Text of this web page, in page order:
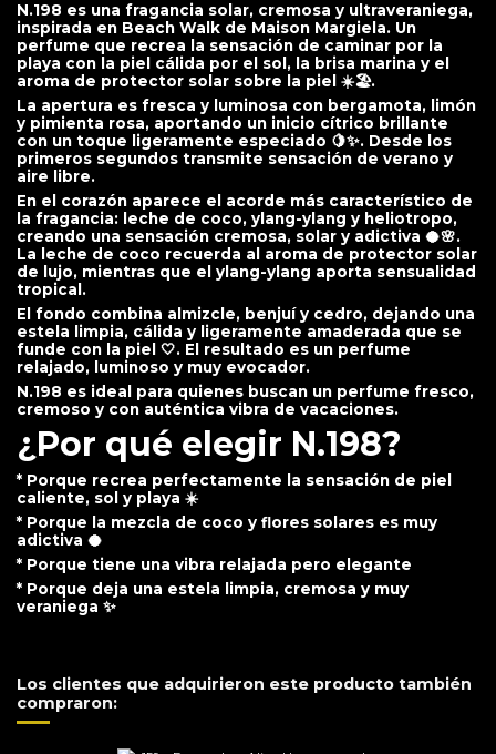
N.198 es una fragancia solar, cremosa y ultraveraniega,
inspirada en Beach Walk de Maison Margiela. Un
perfume que recrea la sensación de caminar por la
playa con la piel cálida por el sol, la brisa marina y el
aroma de protector solar sobre la piel ☀️🏖️.
La apertura es fresca y luminosa con bergamota, limón
y pimienta rosa, aportando un inicio cítrico brillante
con un toque ligeramente especiado 🍋✨. Desde los
primeros segundos transmite sensación de verano y
aire libre.
En el corazón aparece el acorde más característico de
la fragancia: leche de coco, ylang-ylang y heliotropo,
creando una sensación cremosa, solar y adictiva 🥥🌸.
La leche de coco recuerda al aroma de protector solar
de lujo, mientras que el ylang-ylang aporta sensualidad
tropical.
El fondo combina almizcle, benjuí y cedro, dejando una
estela limpia, cálida y ligeramente amaderada que se
funde con la piel 🤍. El resultado es un perfume
relajado, luminoso y muy evocador.
N.198 es ideal para quienes buscan un perfume fresco,
cremoso y con auténtica vibra de vacaciones.
¿Por qué elegir N.198?
* Porque recrea perfectamente la sensación de piel
caliente, sol y playa ☀️
* Porque la mezcla de coco y flores solares es muy
adictiva 🥥
* Porque tiene una vibra relajada pero elegante
* Porque deja una estela limpia, cremosa y muy
veraniega ✨
Los clientes que adquirieron este producto también
compraron: